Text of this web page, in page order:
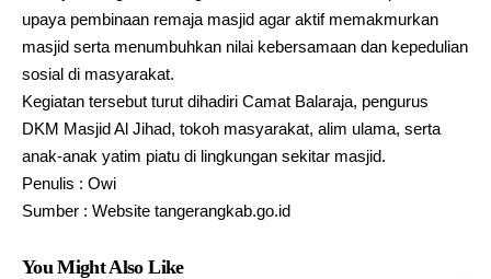
upaya pembinaan remaja masjid agar aktif memakmurkan
masjid serta menumbuhkan nilai kebersamaan dan kepedulian
sosial di masyarakat.
Kegiatan tersebut turut dihadiri Camat Balaraja, pengurus
DKM Masjid Al Jihad, tokoh masyarakat, alim ulama, serta
anak-anak yatim piatu di lingkungan sekitar masjid.
Penulis : Owi
Sumber : Website tangerangkab.go.id
You Might Also Like